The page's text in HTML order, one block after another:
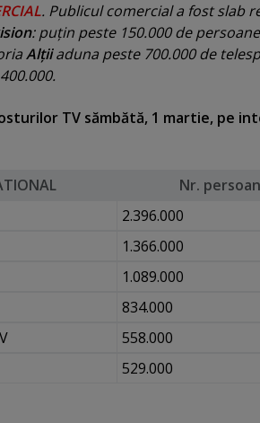
. Publicul comercial a fost slab
: puţin peste 150.000 de
Alţiiaduna peste 700.000 de
TV sămbătă, 1 martie, pe
Nr.
2.396.000
1.366.000
1.089.000
834.000
558.000
529.000